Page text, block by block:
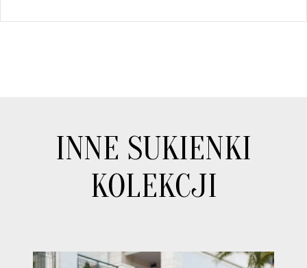
INNE SUKIENKI
KOLEKCJI